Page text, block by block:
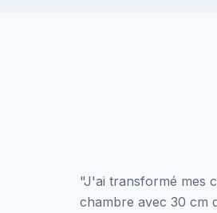
"J'ai transformé mes
chambre avec 30 cm